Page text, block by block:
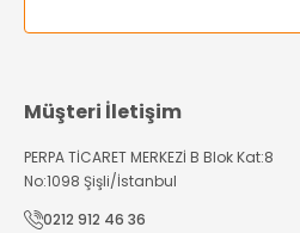
Müşteri İletişim
PERPA TİCARET MERKEZİ B Blok Kat:8
No:1098 Şişli/İstanbul
0212 912 46 36